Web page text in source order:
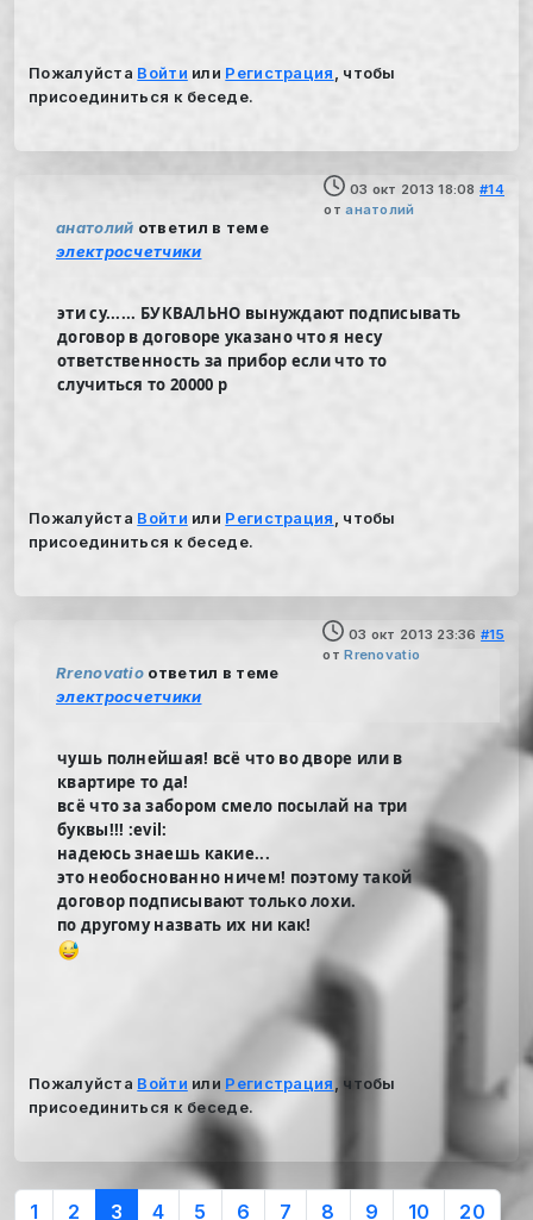
Пожалуйста Войти или Регистрация
, чтобы
присоединиться к беседе.
03 окт 2013 18:08 #14
отанатолий
анатолий ответил в теме
электросчетчики
эти су...... БУКВАЛЬНО вынуждают подписывать
договор в договоре указано что я несу
ответственность за прибор если что то
случиться то 20000 р
Пожалуйста Войти или Регистрация
, чтобы
присоединиться к беседе.
03 окт 2013 23:36 #15
отRrenovatio
Rrenovatio ответил в теме
электросчетчики
чушь полнейшая! всё что во дворе или в
квартире то да!
всё что за забором смело посылай на три
буквы!!! :evil:
надеюсь знаешь какие...
это необоснованно ничем! поэтому такой
договор подписывают только лохи.
по другому назвать их ни как!
Пожалуйста Войти или Регистрация
, чтобы
присоединиться к беседе.
1 2 3 4 5 6 7 8 9 10 20